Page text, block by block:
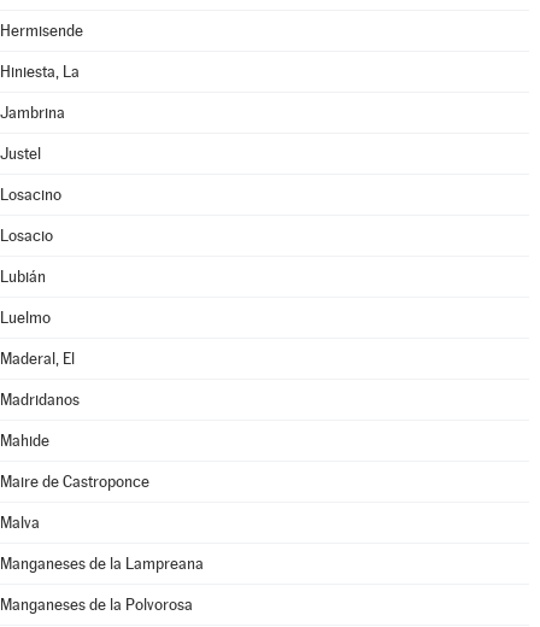
Hermisende
Hiniesta, La
Jambrina
Justel
Losacino
Losacio
Lubián
Luelmo
Maderal, El
Madridanos
Mahide
Maire de Castroponce
Malva
Manganeses de la Lampreana
Manganeses de la Polvorosa